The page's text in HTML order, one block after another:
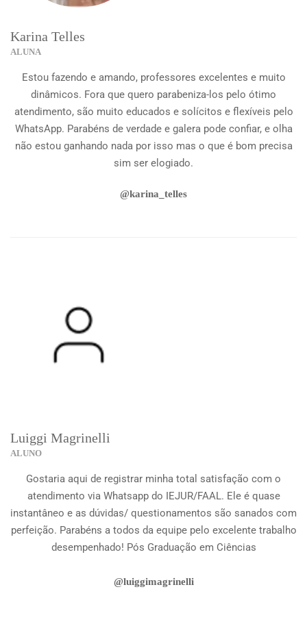
Karina Telles
ALUNA
Estou fazendo e amando, professores excelentes e muito
dinâmicos. Fora que quero parabeniza-los pelo ótimo
atendimento, são muito educados e solícitos e flexíveis pelo
WhatsApp. Parabéns de verdade e galera pode confiar, e olha
não estou ganhando nada por isso mas o que é bom precisa
sim ser elogiado.
@karina_telles
Luiggi Magrinelli
ALUNO
Gostaria aqui de registrar minha total satisfação com o
atendimento via Whatsapp do IEJUR/FAAL. Ele é quase
instantâneo e as dúvidas/ questionamentos são sanados com
perfeição. Parabéns a todos da equipe pelo excelente trabalho
desempenhado! Pós Graduação em Ciências
@luiggimagrinelli